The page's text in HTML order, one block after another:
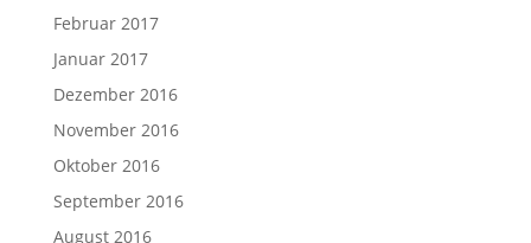
Februar 2017
Januar 2017
Dezember 2016
November 2016
Oktober 2016
September 2016
August 2016